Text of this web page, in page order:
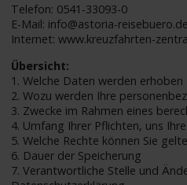
Telefon: 0541-33093-0
E-Mail: info@astoria-reisebuero.de
Internet: www.kreuzfahrten-
Übersicht:
1. Welche Daten werden erhoben
2. Wozu werden Ihre
3. Zwecke im Rahmen eines
4. Umfang Ihrer Pflichten, uns
5. Welche Rechte können Sie
6. Dauer der Speicherung
7. Verantwortliche Stelle und